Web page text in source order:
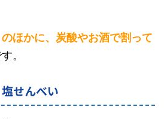
ほかに、炭酸やお酒で割って
。
塩せんべい